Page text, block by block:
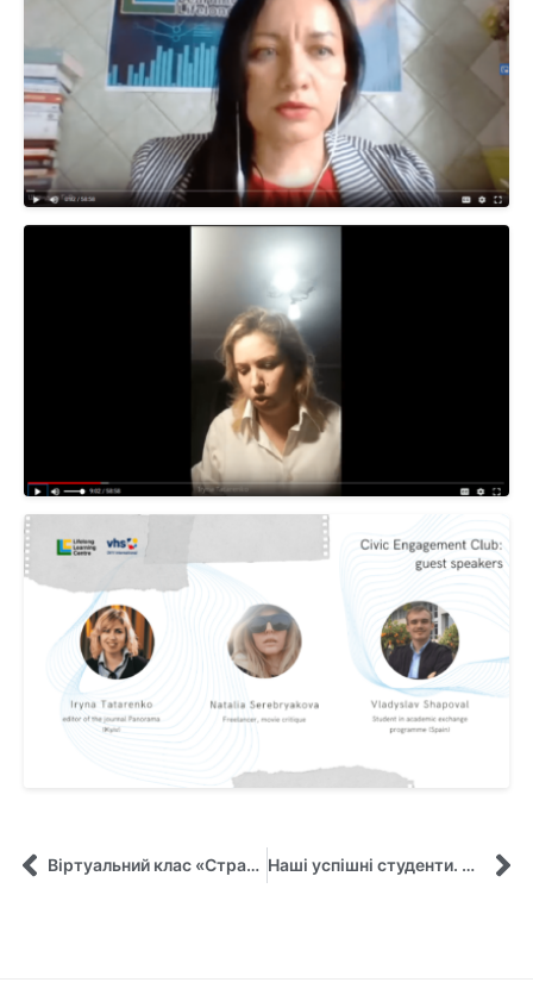
Віртуальний клас «Стратегія та Лідерство» 2020: підсумки та вдячність Наші успішні студенти. Микита Ковалевський